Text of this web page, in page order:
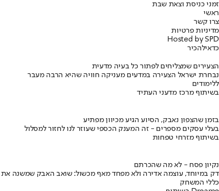
זמני כניסת וצאת שבת
ראשי
צרו קשר
מדיניות פרטיות
Hosted by SPD
כדאילהכיר
הצעירים שמצליחים לפתור כל בעיה מדעית
נבחרת ישראל הצעירה במדעים מעניקה חוויה שהיא הרבה מעבר
ללימודים
בשיתוף מרכז מדעני העתיד
בזמן שהצפון נאבק, הסיוע הגיע מכיוון מפתיע
בעלי עסקים מספרים - זה המענק הכספי שעוזר לנו לחזור למסלול
בשיתוף מזרחי טפחות
נקיון פסח - לא מה שהכרתם
דק במיוחד, עוצמה אדירה ולא מפחד מאף מכשול: שואב האבק שמשנה את
כללי המשחק